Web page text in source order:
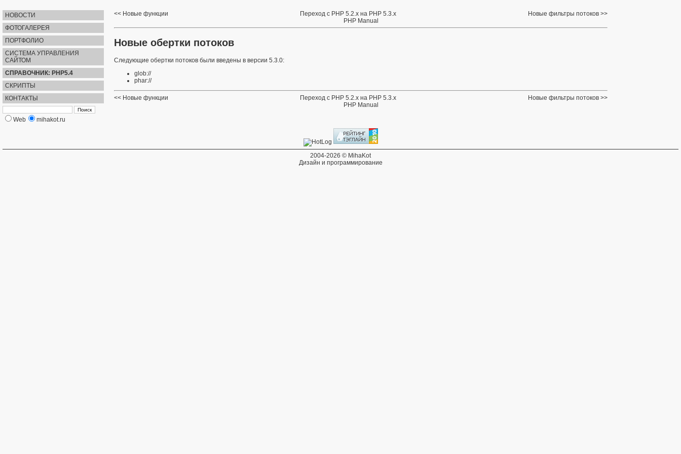
НОВОСТИ
ФОТОГАЛЕРЕЯ
ПОРТФОЛИО
СИСТЕМА УПРАВЛЕНИЯ
САЙТОМ
СПРАВОЧНИК: PHP5.4
СКРИПТЫ
КОНТАКТЫ
Web mihakot.ru
Новые функции Новые фильтры потоков
Переход c PHP 5.2.x на PHP 5.3.x
PHP Manual
Новые обертки потоков
Следующие обертки потоков были введены в версии 5.3.0:
glob://
phar://
Новые функции Новые фильтры потоков
Переход c PHP 5.2.x на PHP 5.3.x
PHP Manual
2004-2026 © MihaKot
Дизайн и программирование